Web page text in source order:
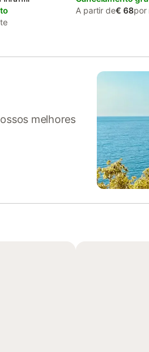
A partir de€ 68por
melhores